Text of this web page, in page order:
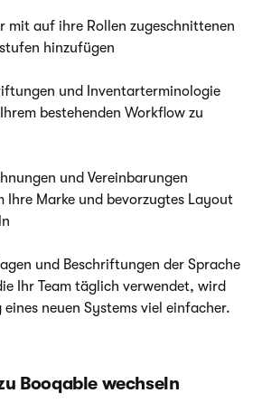
mit auf ihre Rollen zugeschnittenen
hinzufügen
und Inventarterminologie
bestehenden Workflow zu
und Vereinbarungen
Ihre Marke und bevorzugtes Layout
und Beschriftungen der Sprache
Ihr Team täglich verwendet, wird
neuen Systems viel einfacher.
Booqable wechseln